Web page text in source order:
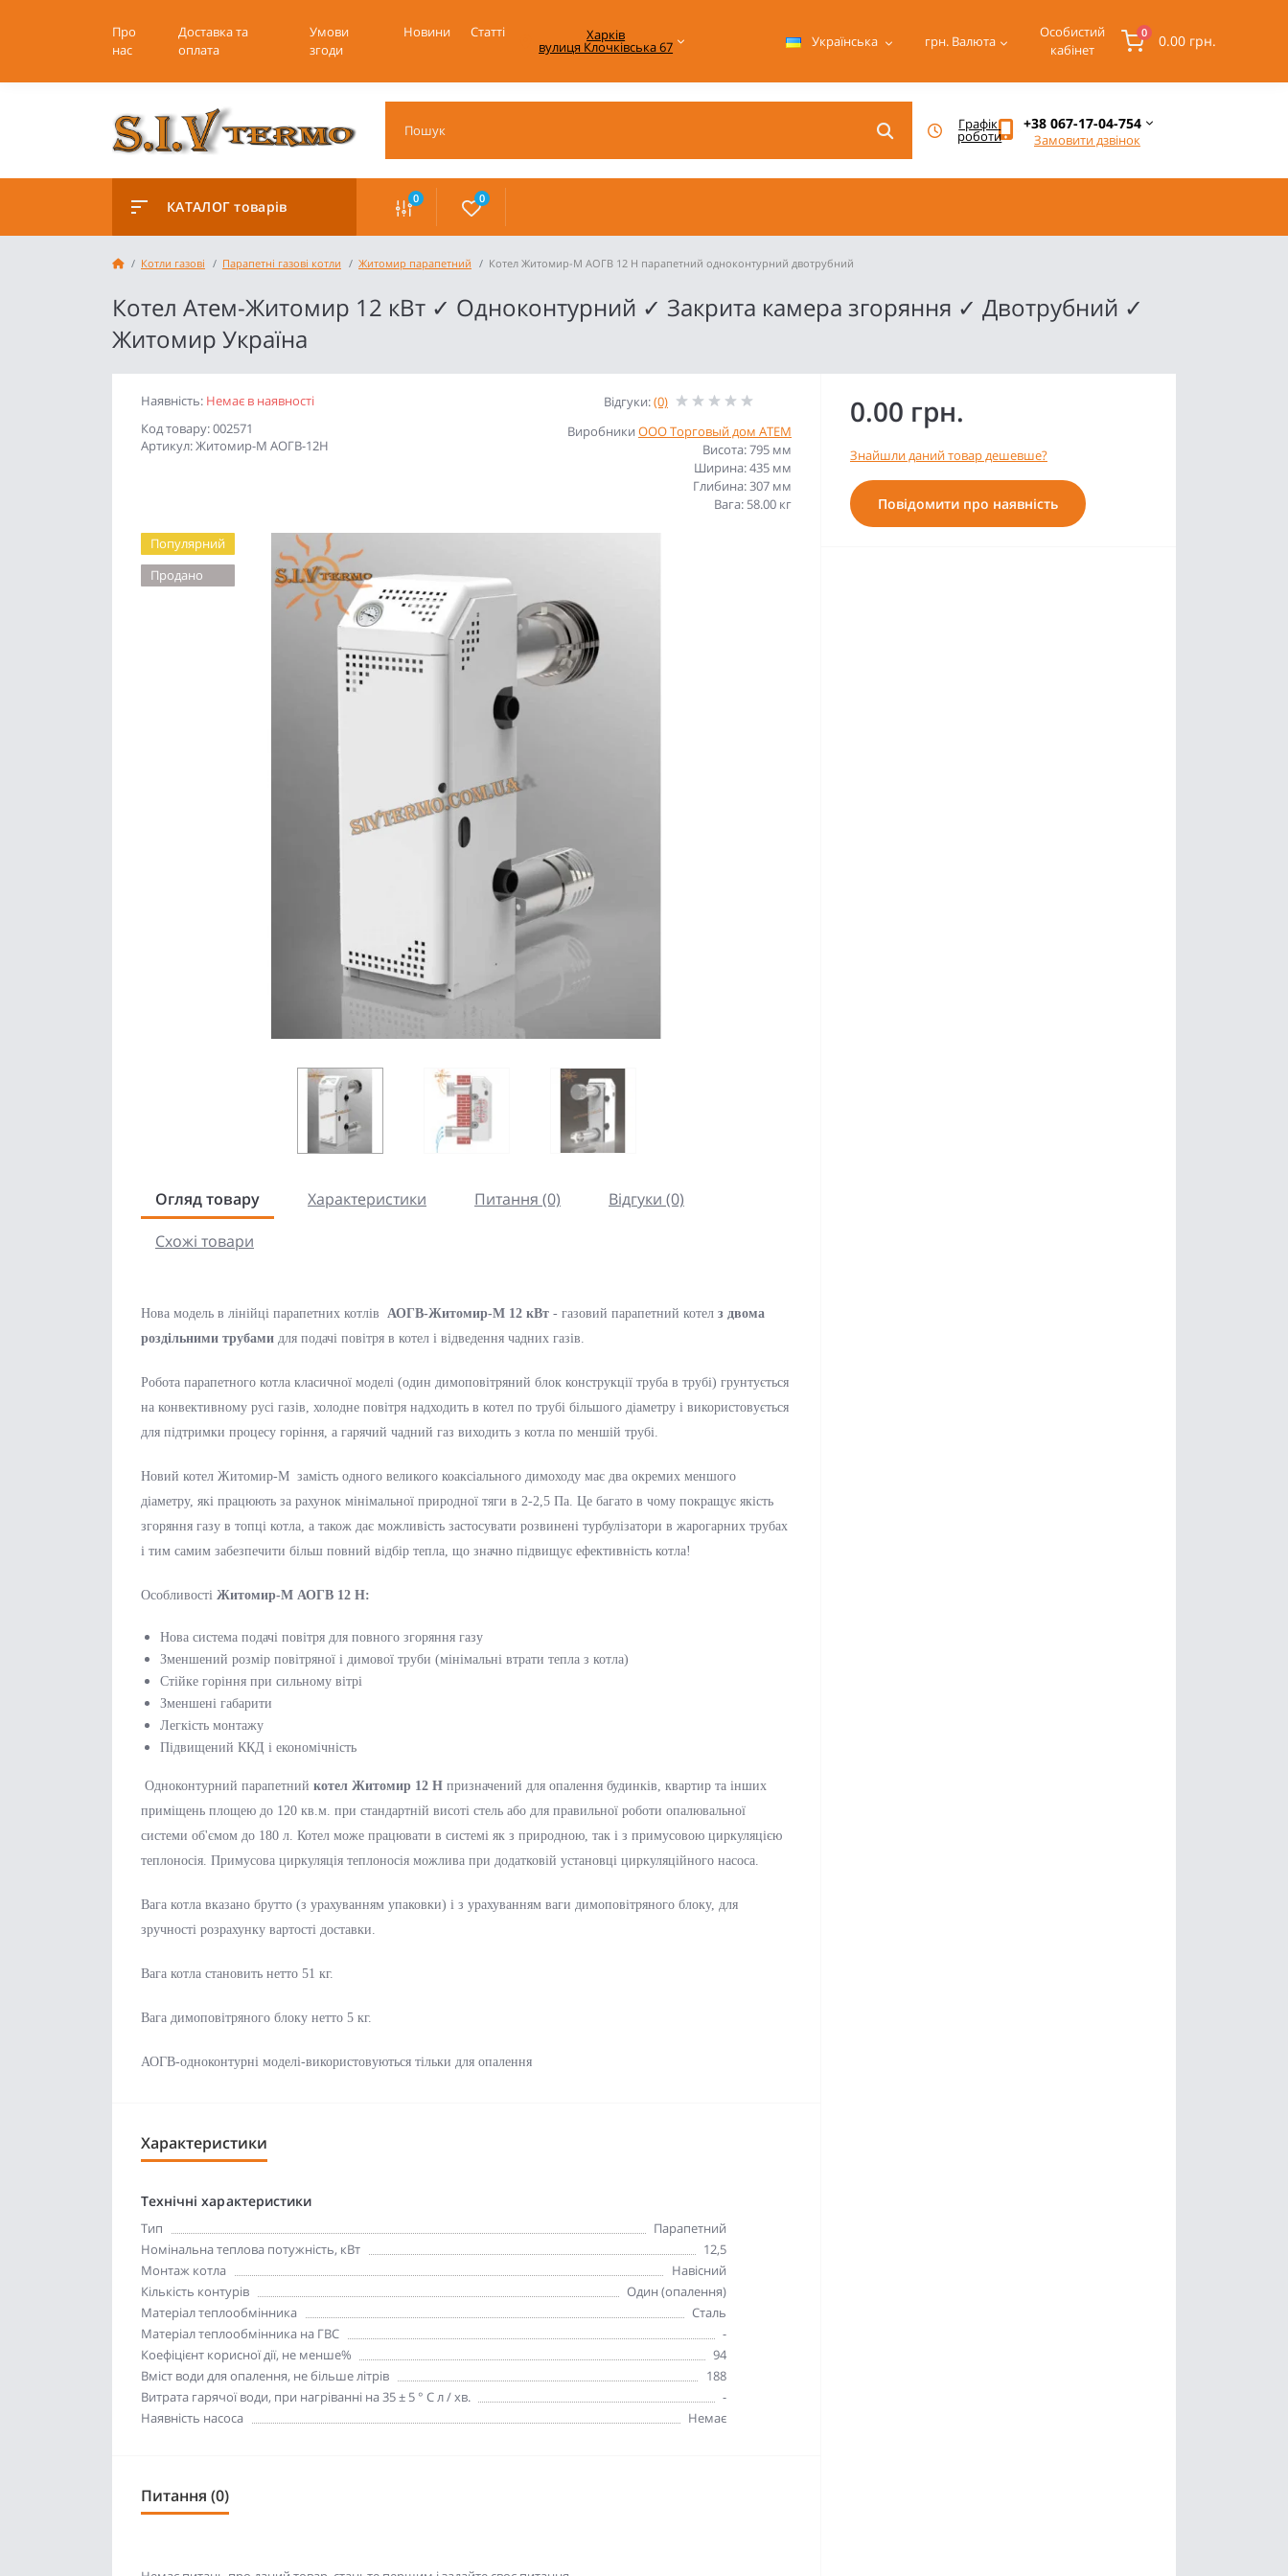
Про
нас
Доставка та
оплата
Умови
згоди
Новини Статті Харків
вулиця Клочківська 67 Українська грн. Валюта
Особистий
кабінет
0 0.00 грн.
Графік
роботи
+38 067-17-04-754
Замовити дзвінок
КАТАЛОГ товарів 0 0
Котли газові Парапетні газові котли Житомир парапетний Котел Житомир-М АОГВ 12 Н парапетний одноконтурний двотрубний
Котел Атем-Житомир 12 кВт ✓ Одноконтурний ✓ Закрита камера згоряння ✓ Двотрубний ✓
Житомир Україна
Наявність: Немає в наявності
Код товару: 002571
Артикул: Житомир-М АОГВ-12Н
Відгуки:(0)
Виробники ООО Торговый дом АТЕМ
Висота: 795 мм
Ширина: 435 мм
Глибина: 307 мм
Вага: 58.00 кг
Популярний
Продано
Огляд товару Характеристики Питання (0)
Відгуки (0)
Схожі товари
Нова модель в лінійці парапетних котлів АОГВ-Житомир-М 12 кВт - газовий парапетний котел з двома
роздільними трубами для подачі повітря в котел і відведення чадних газів.
Робота парапетного котла класичної моделі (один димоповітряний блок конструкції труба в трубі) грунтується
на конвективному русі газів, холодне повітря надходить в котел по трубі більшого діаметру і використовується
для підтримки процесу горіння, а гарячий чадний газ виходить з котла по меншій трубі.
Новий котел Житомир-М замість одного великого коаксіального димоходу має два окремих меншого
діаметру, які працюють за рахунок мінімальної природної тяги в 2-2,5 Па. Це багато в чому покращує якість
згоряння газу в топці котла, а також дає можливість застосувати розвинені турбулізатори в жарогарних трубах
і тим самим забезпечити більш повний відбір тепла, що значно підвищує ефективність котла!
Особливості Житомир-М АОГВ 12 Н:
Нова система подачі повітря для повного згоряння газу
Зменшений розмір повітряної і димової труби (мінімальні втрати тепла з котла)
Стійке горіння при сильному вітрі
Зменшені габарити
Легкість монтажу
Підвищений ККД і економічність
Одноконтурний парапетний котел Житомир 12 Н призначений для опалення будинків, квартир та інших
приміщень площею до 120 кв.м. при стандартній висоті стель або для правильної роботи опалювальної
системи об'ємом до 180 л. Котел може працювати в системі як з природною, так і з примусовою циркуляцією
теплоносія. Примусова циркуляція теплоносія можлива при додатковій установці циркуляційного насоса.
Вага котла вказано брутто (з урахуванням упаковки) і з урахуванням ваги димоповітряного блоку, для
зручності розрахунку вартості доставки.
Вага котла становить нетто 51 кг.
Вага димоповітряного блоку нетто 5 кг.
АОГВ-одноконтурні моделі-використовуються тільки для опалення
Характеристики
Технічні характеристики
Тип
Парапетний
Номінальна теплова потужність, кВт
12,5
Монтаж котла
Навісний
Кількість контурів
Один (опалення)
Матеріал теплообмінника
Сталь
Матеріал теплообмінника на ГВС
-
Коефіцієнт корисної дії, не менше%
94
Вміст води для опалення, не більше літрів
188
Витрата гарячої води, при нагріванні на 35 ± 5 ° С л / хв.
-
Наявність насоса
Немає
Питання (0)
0.00 грн.
Знайшли даний товар дешевше?
Повідомити про наявність